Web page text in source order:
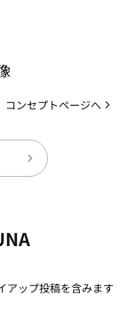
コンセプトページへ
アップ投稿を含みます